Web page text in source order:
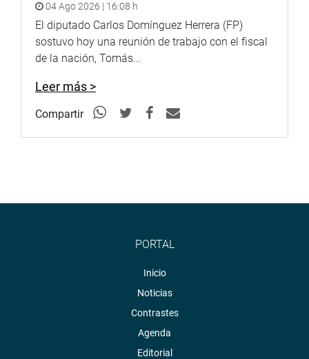
04 Ago 2026 | 16:08 h
El diputado Carlos Domínguez Herrera (FP)
sostuvo hoy una reunión de trabajo con el fiscal
de la nación, Tomás...
Leer más >
Compartir
PORTAL
Inicio
Noticias
Contrastes
Agenda
Editorial